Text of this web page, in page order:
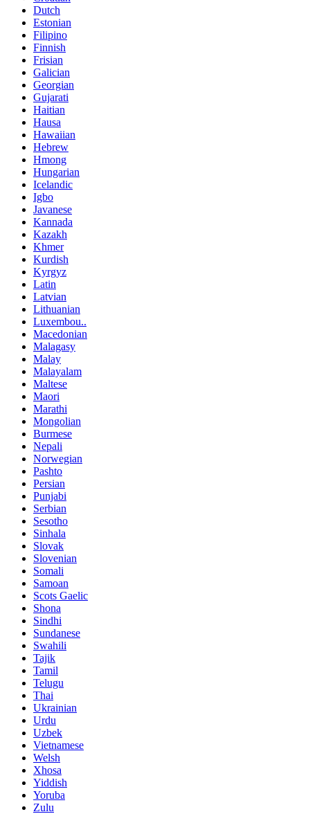
Dutch
Estonian
Filipino
Finnish
Frisian
Galician
Georgian
Gujarati
Haitian
Hausa
Hawaiian
Hebrew
Hmong
Hungarian
Icelandic
Igbo
Javanese
Kannada
Kazakh
Khmer
Kurdish
Kyrgyz
Latin
Latvian
Lithuanian
Luxembou..
Macedonian
Malagasy
Malay
Malayalam
Maltese
Maori
Marathi
Mongolian
Burmese
Nepali
Norwegian
Pashto
Persian
Punjabi
Serbian
Sesotho
Sinhala
Slovak
Slovenian
Somali
Samoan
Scots Gaelic
Shona
Sindhi
Sundanese
Swahili
Tajik
Tamil
Telugu
Thai
Ukrainian
Urdu
Uzbek
Vietnamese
Welsh
Xhosa
Yiddish
Yoruba
Zulu